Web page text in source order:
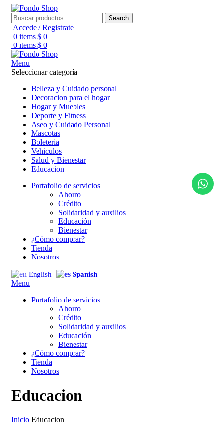
Search
Accede / Registrate
0 items $ 0
0 items $ 0
Menu
Seleccionar categoría
Belleza y Cuidado personal
Decoracion para el hogar
Hogar y Muebles
Deporte y Fitness
Aseo y Cuidado Personal
Mascotas
Boleteria
Vehiculos
Salud y Bienestar
Educacion
Portafolio de servicios
Ahorro
Crédito
Solidaridad y auxilios
Educación
Bienestar
¿Cómo comprar?
Tienda
Nosotros
English Spanish
Menu
Portafolio de servicios
Ahorro
Crédito
Solidaridad y auxilios
Educación
Bienestar
¿Cómo comprar?
Tienda
Nosotros
Educacion
Inicio Educacion